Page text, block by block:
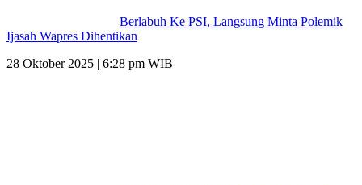
Berlabuh Ke PSI, Langsung Minta Polemik
Ijasah Wapres Dihentikan
28 Oktober 2025 | 6:28 pm WIB